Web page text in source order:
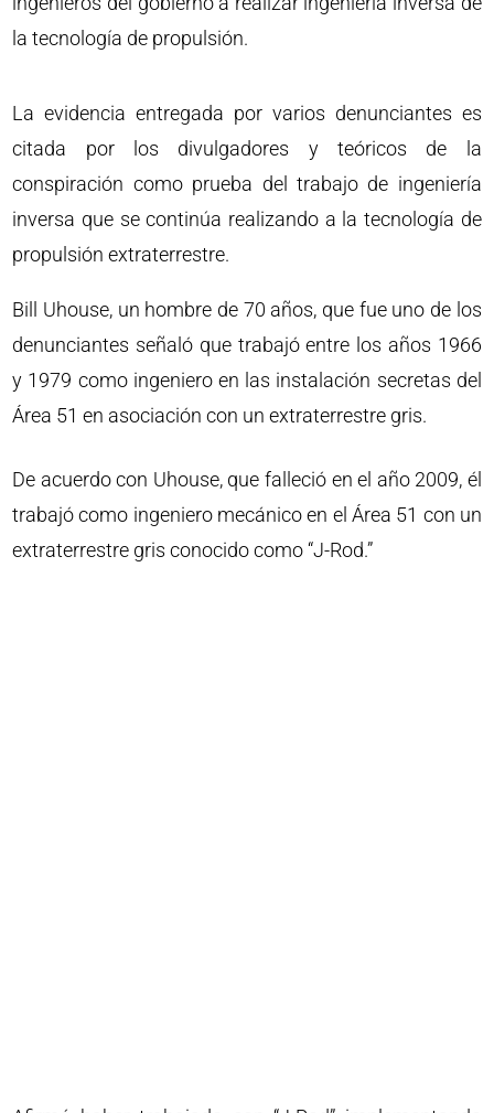
la tecnología de propulsión.
La evidencia entregada por varios denunciantes es
citada por los divulgadores y teóricos de la
conspiración como prueba del trabajo de ingeniería
inversa que se continúa realizando a la tecnología de
propulsión extraterrestre.
Bill Uhouse, un hombre de 70 años, que fue uno de los
denunciantes señaló que trabajó entre los años 1966
y 1979 como ingeniero en las instalación secretas del
Área 51 en asociación con un extraterrestre gris.
De acuerdo con Uhouse, que falleció en el año 2009, él
trabajó como ingeniero mecánico en el Área 51 con un
extraterrestre gris conocido como “J-Rod.”